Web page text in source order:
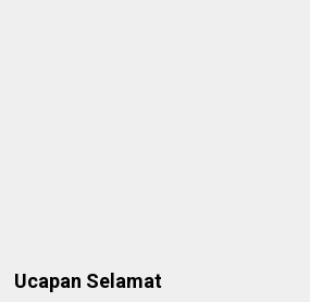
Ucapan Selamat